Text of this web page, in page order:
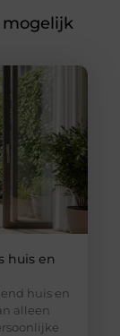
mogelijk
huis en
huis en
alleen